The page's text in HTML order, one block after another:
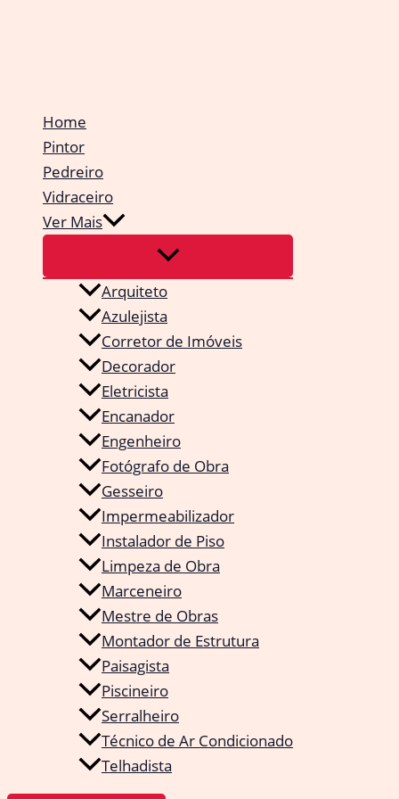
Home
Pintor
Pedreiro
Vidraceiro
Ver Mais
Arquiteto
Azulejista
Corretor de Imóveis
Decorador
Eletricista
Encanador
Engenheiro
Fotógrafo de Obra
Gesseiro
Impermeabilizador
Instalador de Piso
Limpeza de Obra
Marceneiro
Mestre de Obras
Montador de Estrutura
Paisagista
Piscineiro
Serralheiro
Técnico de Ar Condicionado
Telhadista